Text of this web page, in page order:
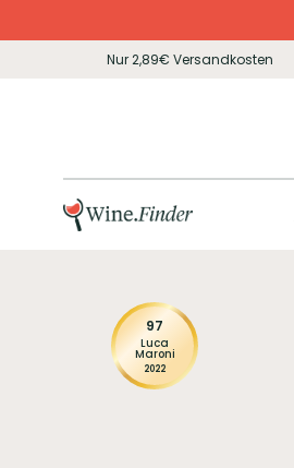
Nur 2,89€ Versandkosten
97
Luca
Maroni
2022